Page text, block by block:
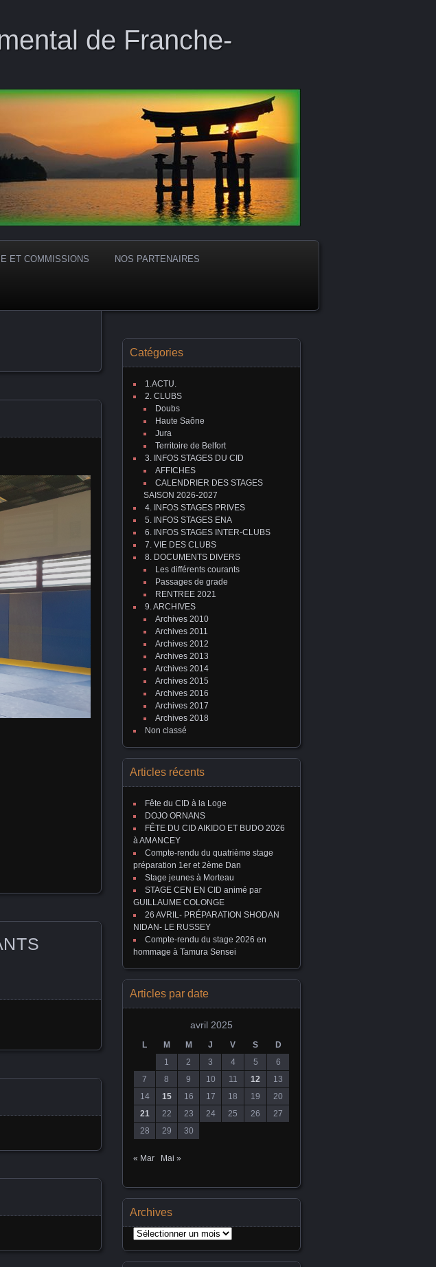
de Franche-
ET COMMISSIONS NOS PARTENAIRES
Catégories
1.ACTU.
2. CLUBS
Doubs
Haute Saône
Jura
Territoire de Belfort
3. INFOS STAGES DU CID
AFFICHES
CALENDRIER DES STAGES
SAISON 2026-2027
4. INFOS STAGES PRIVES
5. INFOS STAGES ENA
6. INFOS STAGES INTER-CLUBS
7. VIE DES CLUBS
8. DOCUMENTS DIVERS
Les différents courants
Passages de grade
RENTREE 2021
9. ARCHIVES
Archives 2010
Archives 2011
Archives 2012
Archives 2013
Archives 2014
Archives 2015
Archives 2016
Archives 2017
Archives 2018
Non classé
Articles récents
Fête du CID à la Loge
DOJO ORNANS
FÊTE DU CID AIKIDO ET BUDO 2026
à AMANCEY
Compte-rendu du quatrième stage
préparation 1er et 2ème Dan
Stage jeunes à Morteau
STAGE CEN EN CID animé par
GUILLAUME COLONGE
26 AVRIL- PRÉPARATION SHODAN
NIDAN- LE RUSSEY
Compte-rendu du stage 2026 en
hommage à Tamura Sensei
Articles par date
avril 2025
L M M J V S
D
1
2 3 4 5
6
7
8 9 10 11 12
13
14
15 16 17 18 19
20
21
22 23 24 25 26
27
28
29 30
« Mar Mai »
Archives
Archives